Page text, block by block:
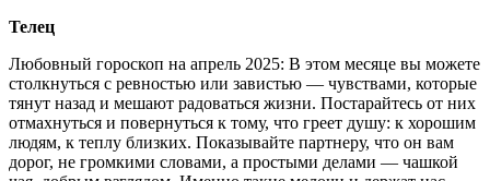
Телец
Любовный гороскоп на апрель 2025: В этом месяце вы можете
столкнуться с ревностью или завистью — чувствами, которые
тянут назад и мешают радоваться жизни. Постарайтесь от них
отмахнуться и повернуться к тому, что греет душу: к хорошим
людям, к теплу близких. Показывайте партнеру, что он вам
дорог, не громкими словами, а простыми делами — чашкой